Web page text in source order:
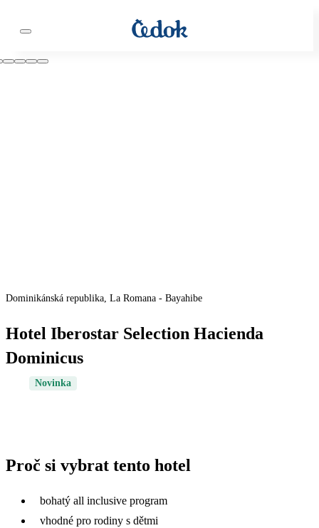
Dominikánská republika, La Romana - Bayahibe
Hotel Iberostar Selection Hacienda
Dominicus
Novinka
Proč si vybrat tento hotel
bohatý all inclusive program
vhodné pro rodiny s dětmi